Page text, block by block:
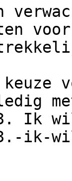
Ik
3.-ik-